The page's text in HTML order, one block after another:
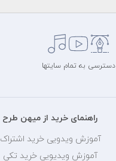
دسترسی به تمام سایتها
راهنمای خرید از میهن طرح
آموزش ویدویی خرید اشتراک
آموزش ویدیویی خرید تکی